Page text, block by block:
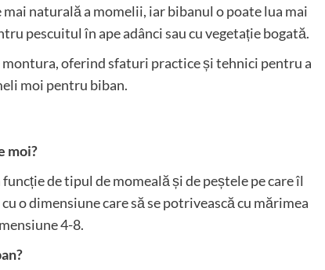
naturală a momelii, iar bibanul o poate lua mai
pescuitul în ape adânci sau cu vegetație bogată.
oferind sfaturi practice și tehnici pentru a
moi pentru biban.
moi?
de tipul de momeală și de peștele pe care îl
o dimensiune care să se potrivească cu mărimea
4-8.